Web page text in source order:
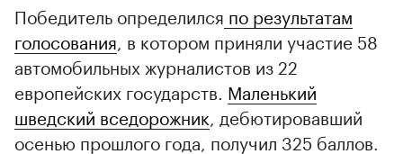
Победитель определился по результатам
голосования , в котором приняли участие 58
автомобильных журналистов из 22
европейских государств. Маленький
шведский вседорожник , дебютировавший
осенью прошлого года, получил 325 баллов.